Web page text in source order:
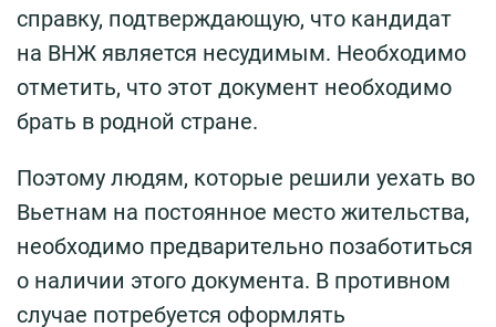
справку, подтверждающую, что кандидат
на ВНЖ является несудимым. Необходимо
отметить, что этот документ необходимо
брать в родной стране.
Поэтому людям, которые решили уехать во
Вьетнам на постоянное место жительства,
необходимо предварительно позаботиться
о наличии этого документа. В противном
случае потребуется оформлять